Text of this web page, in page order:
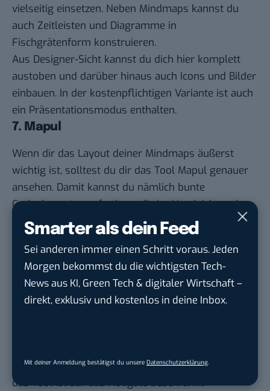
Smarter als dein Feed
Sei anderen immer einen Schritt voraus. Jeden
Morgen bekommst du die wichtigsten Tech-
News aus KI, Green Tech & digitaler Wirtschaft –
direkt, exklusiv und kostenlos in deine Inbox.
Mit deiner Anmeldung bestätigst du unsere Datenschutzerklärung.
vielseitig einsetzen. Neben Mindmaps kannst du
auch Zeitleisten und Diagramme in
Fischgrätenform konstruieren.
Aus Designer-Sicht kannst du dich hier komplett
austoben und darüber hinaus auch Icons und Bilder
einbauen. In der kostenpflichtigen Variante ist auch
ein Präsentationsmodus enthalten.
7. Mapul
Wenn dir das Layout deiner Mindmaps äußerst
wichtig ist, solltest du dir das Tool Mapul genauer
ansehen. Damit kannst du nämlich bunte
Gedankennetze anfertigen, die im Vergleich zu den
meisten Mindmaps anderer Software-Anbieter
komplett anders aussehen.
Manko: Mapul ist nicht für Team-Arbeit konzipiert.
Kostenlos ist leider nur eine Mindmap. Los geht es
mit 25 US-Dollar für eine Drei-Monats-Lizenz.
8. Free Mind
jedoch keine allzu großen Ansprüche stellen, denn
das Tool ist auf das Nötigste beschränkt.